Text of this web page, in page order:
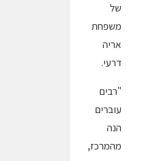
של
משפחת
אריה
דרעי.
"רבים
עוברים
הנה
מהמרכז,